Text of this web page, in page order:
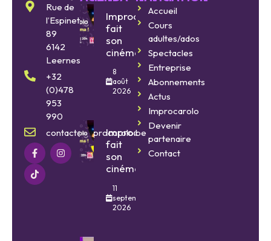
Rue de
l’Espinette
89
6142
Leernes
+32
(0)478
953
990
contact@improcarolo.be
Improcarolo
fait
son
cinéma
8
août
2026
Improcarolo
fait
son
cinéma
11
septembre
2026
Accueil
Cours
adultes/ados
Spectacles
Entreprise
Abonnements
Actus
Improcarolo
Devenir
partenaire
Contact